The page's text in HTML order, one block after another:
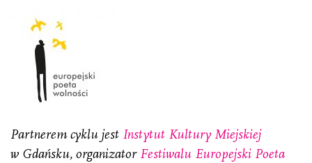
Partnerem cyklu jest Instytut Kultury Miejskiej
w Gdańsku, organizator Festiwalu Europejski Poeta